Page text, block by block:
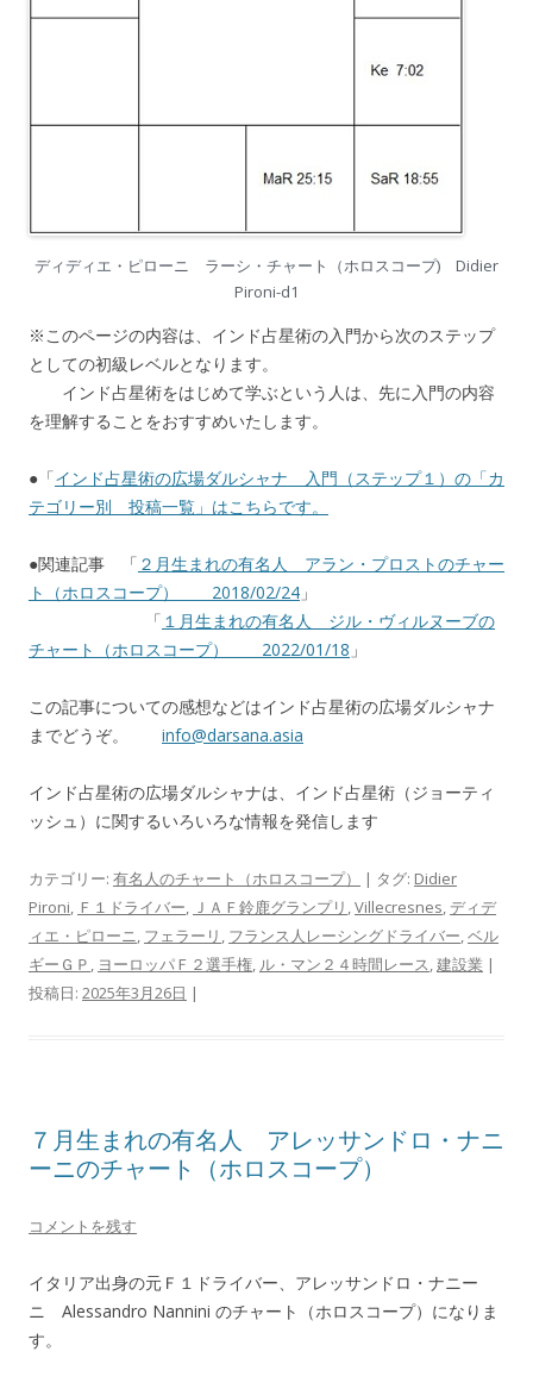
ディディエ・ピローニ ラーシ・チャート（ホロスコープ) Didier
Pironi-d1
※このページの内容は、インド占星術の入門から次のステップ
としての初級レベルとなります。
インド占星術をはじめて学ぶという人は、先に入門の内容
を理解することをおすすめいたします。
●「インド占星術の広場ダルシャナ 入門（ステップ１）の「カ
テゴリー別 投稿一覧」はこちらです。
●関連記事 「 ２月生まれの有名人 アラン・プロストのチャー
ト（ホロスコープ） 2018/02/24 」
「 １月生まれの有名人 ジル・ヴィルヌーブの
チャート（ホロスコープ） 2022/01/18 」
この記事についての感想などはインド占星術の広場ダルシャナ
までどうぞ。 info@darsana.asia
インド占星術の広場ダルシャナは、インド占星術（ジョーティ
ッシュ）に関するいろいろな情報を発信します
カテゴリー: 有名人のチャート（ホロスコープ） | タグ: Didier
Pironi, Ｆ１ドライバー, ＪＡＦ鈴鹿グランプリ ,Villecresnes, ディデ
ィエ・ピローニ, フェラーリ , フランス人レーシングドライバー,ベル
ギーＧＰ , ヨーロッパＦ２選手権, ル・マン２４時間レース,建設業 |
投稿日: 2025年3月26日 |
７月生まれの有名人 アレッサンドロ・ナニ
ーニのチャート（ホロスコープ）
コメントを残す
イタリア出身の元Ｆ１ドライバー、アレッサンドロ・ナニー
ニ Alessandro Nannini のチャート（ホロスコープ）になりま
す。